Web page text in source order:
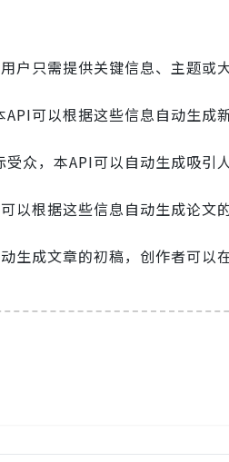
户只需提供关键信息、主题或
可以根据这些信息自动生成
众，本API可以自动生成吸引
以根据这些信息自动生成论文
生成文章的初稿，创作者可以